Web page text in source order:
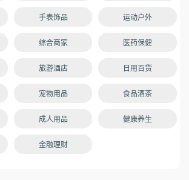
手表饰品 运动户外
综合商家 医药保健
旅游酒店 日用百货
宠物用品 食品酒茶
成人用品 健康养生
金融理财